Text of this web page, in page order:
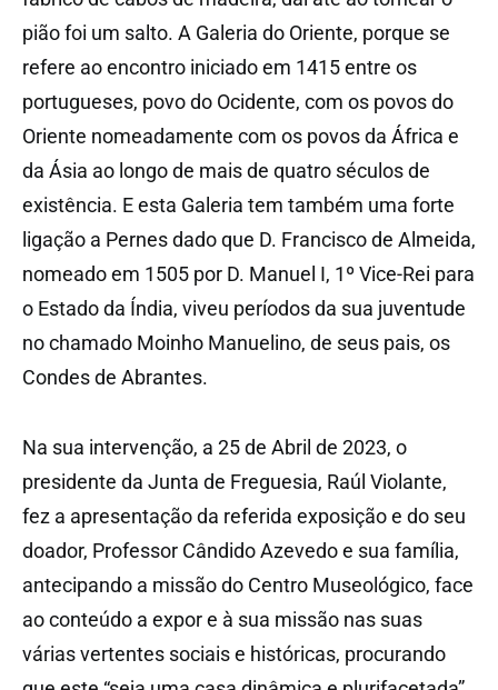
pião foi um salto. A Galeria do Oriente, porque se
refere ao encontro iniciado em 1415 entre os
portugueses, povo do Ocidente, com os povos do
Oriente nomeadamente com os povos da África e
da Ásia ao longo de mais de quatro séculos de
existência. E esta Galeria tem também uma forte
ligação a Pernes dado que D. Francisco de Almeida,
nomeado em 1505 por D. Manuel I, 1º Vice-Rei para
o Estado da Índia, viveu períodos da sua juventude
no chamado Moinho Manuelino, de seus pais, os
Condes de Abrantes.
Na sua intervenção, a 25 de Abril de 2023, o
presidente da Junta de Freguesia, Raúl Violante,
fez a apresentação da referida exposição e do seu
doador, Professor Cândido Azevedo e sua família,
antecipando a missão do Centro Museológico, face
ao conteúdo a expor e à sua missão nas suas
várias vertentes sociais e históricas, procurando